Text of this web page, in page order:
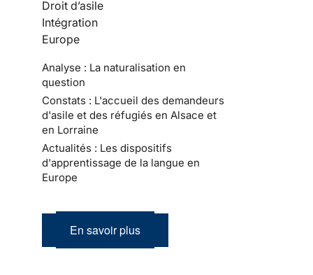
Droit d’asile
Intégration
Europe
Analyse : La naturalisation en
question
Constats : L'accueil des demandeurs
d'asile et des réfugiés en Alsace et
en Lorraine
Actualités : Les dispositifs
d'apprentissage de la langue en
Europe
En savoir plus